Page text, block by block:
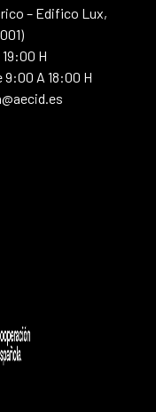
– Edifico Lux,
H
9:00 A 18:00 H